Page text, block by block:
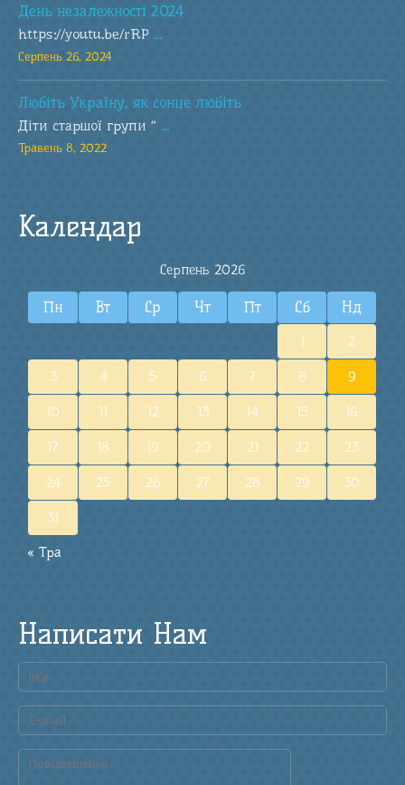
День незалежності 2024
https://youtu.be/rRP ...
Серпень 26, 2024
Любіть Україну, як сонце любіть
Діти старшої групи “ ...
Травень 8, 2022
Календар
Серпень 2026
Пн Вт Ср Чт Пт Сб Нд
« Тра
1 2
3 4 5 6 7 8 9
10 11 12 13 14 15 16
17 18 19 20 21 22 23
24 25 26 27 28 29 30
31
Написати Нам